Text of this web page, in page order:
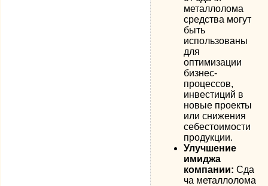
металлолома
средства могут
быть
использованы
для
оптимизации
бизнес-
процессов,
инвестиций в
новые проекты
или снижения
себестоимости
продукции.
Улучшение
имиджа
компании: Сда
ча металлолома